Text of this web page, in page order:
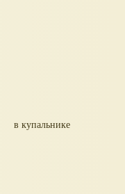
в купальнике